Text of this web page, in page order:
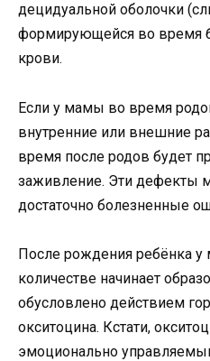
децидуальной оболочки
формирующейся во время
крови.
Если у мамы во время
внутренние или внешние
время после родов будет
заживление. Эти дефекты
достаточно болезненные
После рождения ребёнка
количестве начинает
обусловлено действием
окситоцина. Кстати,
эмоционально